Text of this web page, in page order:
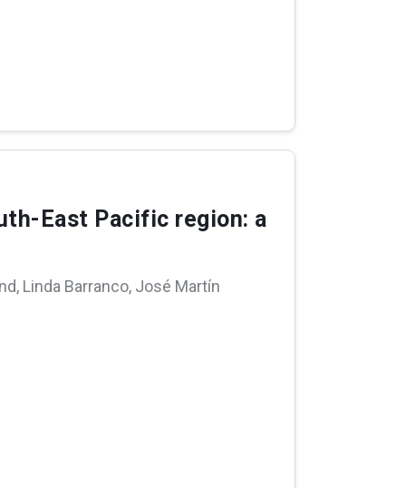
East Pacific region: a
Linda Barranco, José Martín